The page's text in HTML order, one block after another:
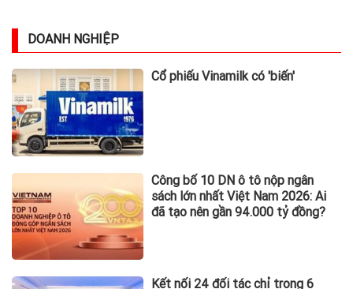
DOANH NGHIỆP
Cổ phiếu Vinamilk có 'biến'
Công bố 10 DN ô tô nộp ngân
sách lớn nhất Việt Nam 2026: Ai
đã tạo nên gần 94.000 tỷ đồng?
Kết nối 24 đối tác chỉ trong 6